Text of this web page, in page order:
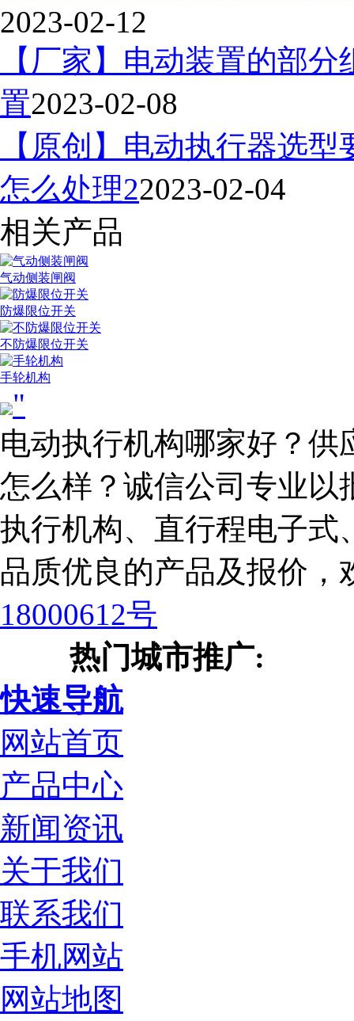
2023-02-12
【厂家】电动装置的部
置2023-02-08
【原创】电动执行器选
怎么处理22023-02-04
相关产品
气动侧装闸阀
防爆限位开关
不防爆限位开关
手轮机构
"
电动执行机构哪家好？
怎么样？诚信公司专业以
执行机构、直行程电子式
品质优良的产品及报价
18000612号
热门城市推广:
快速导航
网站首页
产品中心
新闻资讯
关于我们
联系我们
手机网站
网站地图